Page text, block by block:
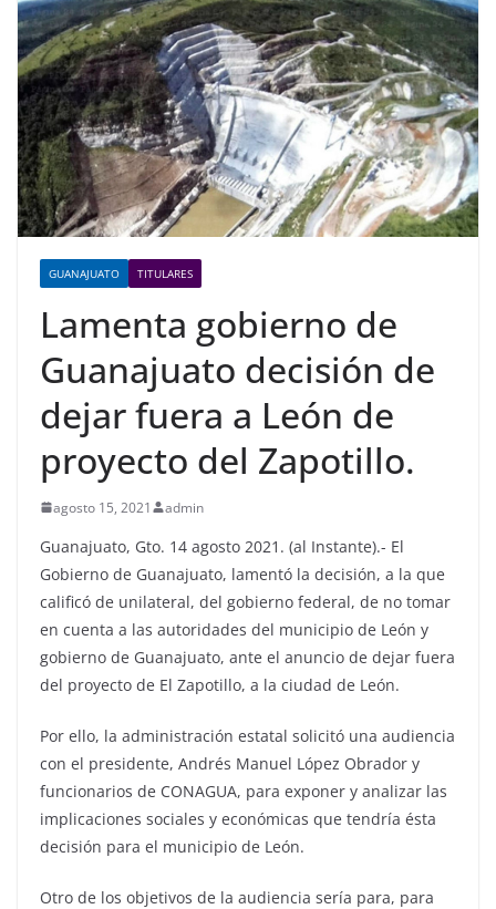
GUANAJUATO TITULARES
Lamenta gobierno de
Guanajuato decisión de
dejar fuera a León de
proyecto del Zapotillo.
agosto 15, 2021 admin
Guanajuato, Gto. 14 agosto 2021. (al Instante).- El
Gobierno de Guanajuato, lamentó la decisión, a la que
calificó de unilateral, del gobierno federal, de no tomar
en cuenta a las autoridades del municipio de León y
gobierno de Guanajuato, ante el anuncio de dejar fuera
del proyecto de El Zapotillo, a la ciudad de León.
Por ello, la administración estatal solicitó una audiencia
con el presidente, Andrés Manuel López Obrador y
funcionarios de CONAGUA, para exponer y analizar las
implicaciones sociales y económicas que tendría ésta
decisión para el municipio de León.
Otro de los objetivos de la audiencia sería para, para